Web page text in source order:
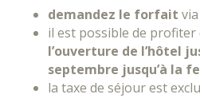
demandez le forfait
il est possible de
l’ouverture de l’hôtel
septembre jusqu’à la
la taxe de séjour est